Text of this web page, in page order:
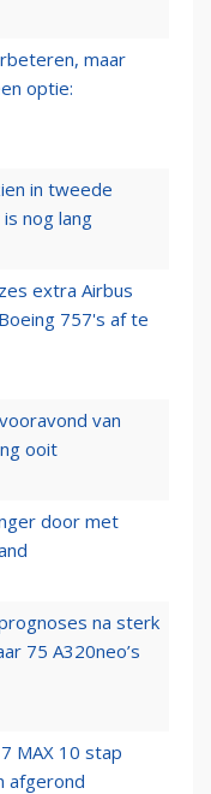
maar
optie:
in tweede
nog lang
extra Airbus
757's af te
van
ooit
door met
na sterk
75 A320neo’s
MAX 10 stap
afgerond